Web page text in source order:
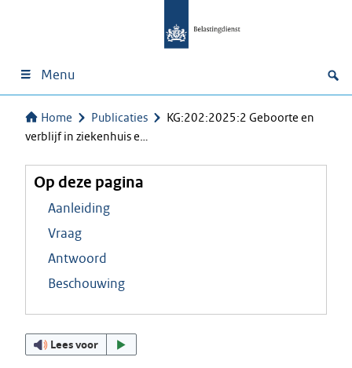
Menu
Home Publicaties
KG:202:2025:2 Geboorte en
verblijf in ziekenhuis e…
Op deze pagina
Aanleiding
Vraag
Antwoord
Beschouwing
Lees voor